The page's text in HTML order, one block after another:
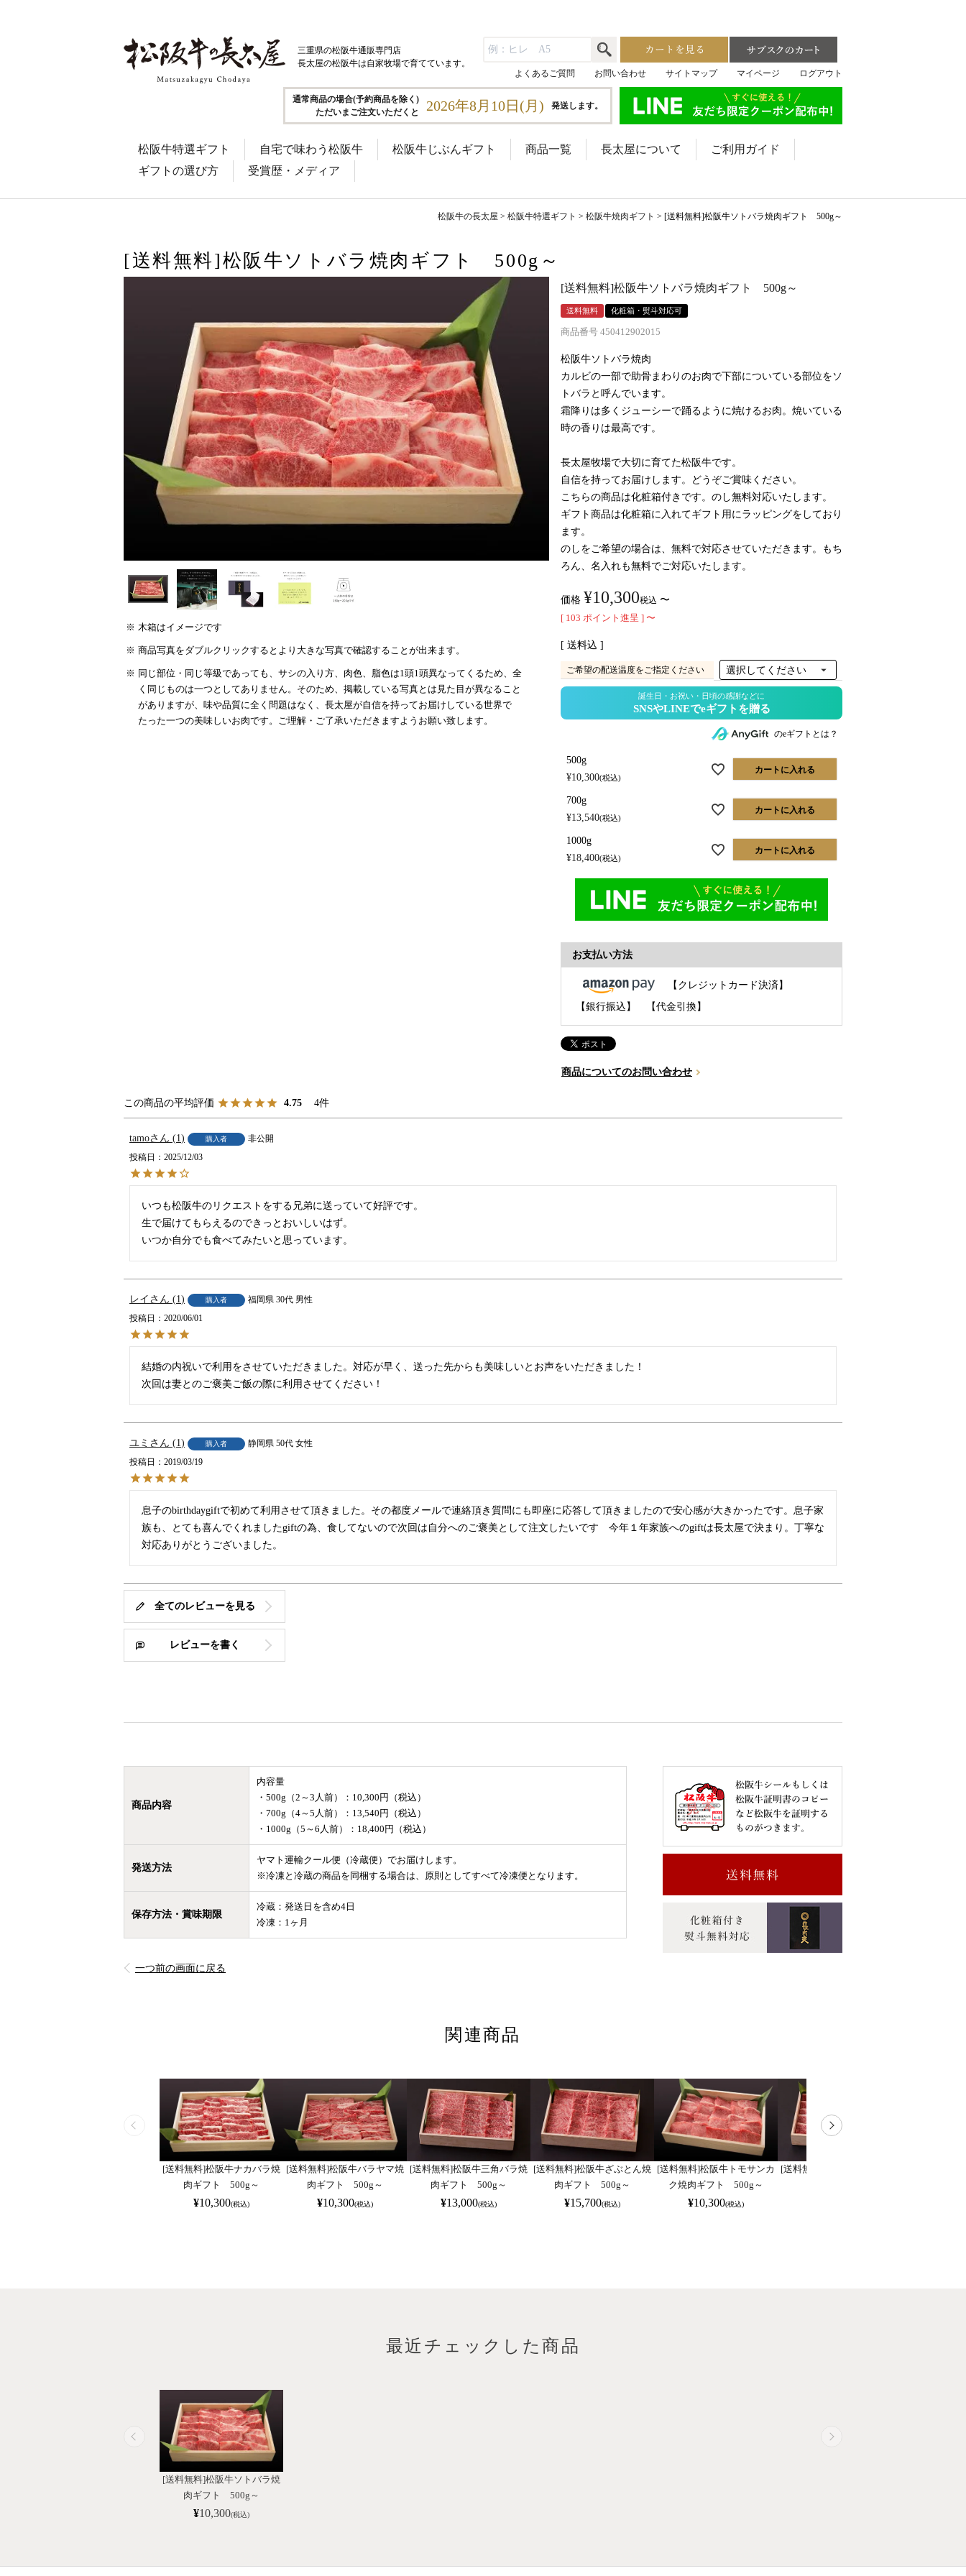
三重県の松阪牛通販専門店
長太屋の松阪牛は自家牧場で育てています。
よくあるご質問
お問い合わせ サイトマップ マイページ ログアウト
通常商品の場合(予約商品を除く)
ただいまご注文いただくと
2026年8月10日(月) 発送します。
松阪牛特選ギフト 自宅で味わう松阪牛 松阪牛じぶんギフト 商品一覧 長太屋について
ご利用ガイド
ギフトの選び方
受賞歴・メディア
松阪牛の長太屋 松阪牛特選ギフト 松阪牛焼肉ギフト [送料無料]松阪牛ソトバラ焼肉ギフト 500g～
[送料無料]松阪牛ソトバラ焼肉ギフト 500g～
木箱はイメージです
商品写真をダブルクリックするとより大きな写真で確認することが出来ます。
同じ部位・同じ等級であっても、サシの入り方、肉色、脂色は1頭1頭異なってくるため、全
く同じものは一つとしてありません。そのため、掲載している写真とは見た目が異なること
がありますが、味や品質に全く問題はなく、長太屋が自信を持ってお届けしている世界で
たった一つの美味しいお肉です。ご理解・ご了承いただきますようお願い致します。
[送料無料]松阪牛ソトバラ焼肉ギフト 500g～
送料無料 化粧箱・熨斗対応可
商品番号 450412902015
松阪牛ソトバラ焼肉
カルビの一部で助骨まわりのお肉で下部についている部位をソ
トバラと呼んでいます。
霜降りは多くジューシーで踊るように焼けるお肉。焼いている
時の香りは最高です。
長太屋牧場で大切に育てた松阪牛です。
自信を持ってお届けします。どうぞご賞味ください。
こちらの商品は化粧箱付きです。のし無料対応いたします。
ギフト商品は化粧箱に入れてギフト用にラッピングをしており
ます。
のしをご希望の場合は、無料で対応させていただきます。もち
ろん、名入れも無料でご対応いたします。
価格 ¥10,300税込 〜
[ 103 ポイント進呈 ] 〜
送料込
ご希望の配送温度をご指定ください
のeギフトとは？
500g
¥10,300 税込
カートに入れる
700g
¥13,540 税込
カートに入れる
1000g
¥18,400 税込
カートに入れる
お支払い方法
【クレジットカード決済】
【銀行振込】
【代金引換】
商品についてのお問い合わせ
4.75 4
tamo 1 購入者
非公開
投稿日
2025/12/03
いつも松阪牛のリクエストをする兄弟に送っていて好評です。
生で届けてもらえるのできっとおいしいはず。
いつか自分でも食べてみたいと思っています。
レイ 1 購入者 福岡県 30代 男性
投稿日
2020/06/01
結婚の内祝いで利用をさせていただきました。対応が早く、送った先からも美味しいとお声をいただきました！
次回は妻とのご褒美ご飯の際に利用させてください！
ユミ 1 購入者 静岡県 50代 女性
投稿日
2019/03/19
息子のbirthdaygiftで初めて利用させて頂きました。その都度メールで連絡頂き質問にも即座に応答して頂きましたので安心感が大きかったです。息子家
族も、とても喜んでくれましたgiftの為、食してないので次回は自分へのご褒美として注文したいです　今年１年家族へのgiftは長太屋で決まり。丁寧な
対応ありがとうございました。
全てのレビューを見る
レビューを書く
商品内容
内容量
・500g（2～3人前）：10,300円（税込）
・700g（4～5人前）：13,540円（税込）
・1000g（5～6人前）：18,400円（税込）
発送方法
ヤマト運輸クール便（冷蔵便）でお届けします。
※冷凍と冷蔵の商品を同梱する場合は、原則としてすべて冷凍便となります。
保存方法・賞味期限
冷蔵：発送日を含め4日
冷凍：1ヶ月
一つ前の画面に戻る
関連商品
[送料無料]松阪牛ナカバラ焼
肉ギフト 500g～
¥10,300(税込)
[送料無料]松阪牛バラヤマ焼
肉ギフト 500g～
¥10,300(税込)
[送料無料]松阪牛三角バラ焼
肉ギフト 500g～
¥13,000(税込)
[送料無料]松阪牛ざぶとん焼
肉ギフト 500g～
¥15,700(税込)
[送料無料]松阪牛トモサンカ
ク焼肉ギフト 500g～
¥10,300(税込)
[送料無料]松阪牛イチボ焼肉
最近チェックした商品
[送料無料]松阪牛ソトバラ焼
肉ギフト 500g～
¥10,300(税込)